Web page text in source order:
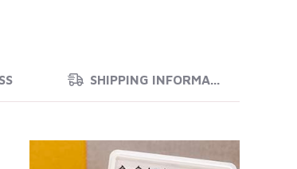
SHIPPING INFORMATION